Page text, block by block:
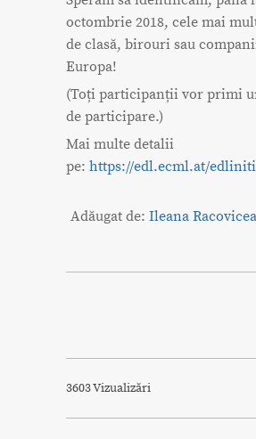
octombrie 2018, cele mai
de clasă, birouri sau
Europa!
(Toți participanții vor primi
de participare.)
Mai multe detalii
pe: https://edl.ecml.at/
Adăugat de: Ileana
3603 Vizualizări